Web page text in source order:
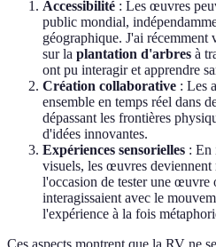
Accessibilité : Les œuvres
public mondial,
géographique. J'ai
sur la plantation d'arbres à
ont pu interagir et apprendre
Création collaborative : Les
ensemble en temps réel dans
dépassant les frontières
d'idées innovantes.
Expériences sensorielles : En
visuels, les œuvres deviennent
l'occasion de tester une œuvre
interagissaient avec le
l'expérience à la fois